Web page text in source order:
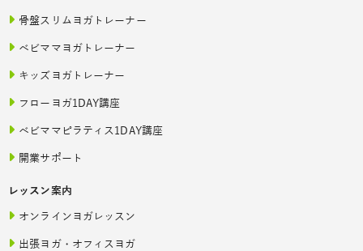
骨盤スリムヨガトレーナー
ベビママヨガトレーナー
キッズヨガトレーナー
フローヨガ1DAY講座
ベビママピラティス1DAY講座
開業サポート
レッスン案内
オンラインヨガレッスン
出張ヨガ・オフィスヨガ